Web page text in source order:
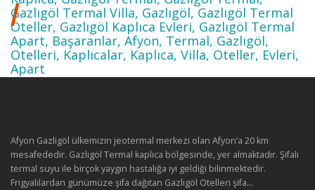
/
Afyon Gazligöl ülkemizin jeotermal merkezi olan Afyon’a 20 km
mesafededir. Gazlıgöl Termal kaplıca bölgesinde, yer almaktadır. Şifalı
termal suyu ile birçok yaygın hastalığa iyi geldiği bilinmektedir.
Frigyalılardan günümüze şifa dağıtan Gazlıgöl Otelleri şifa...